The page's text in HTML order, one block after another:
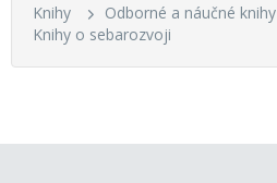
Knihy Odborné a náučné knihy
Knihy o sebarozvoji